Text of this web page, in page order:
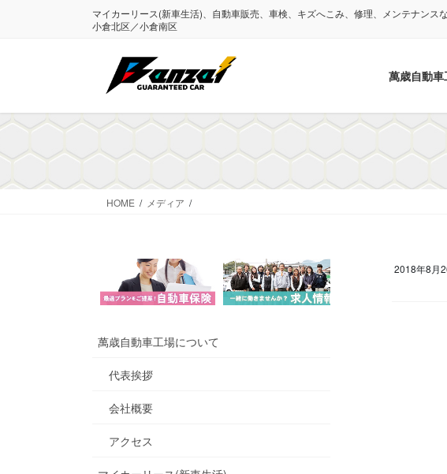
移
ン
移
マイカーリース(新車生活)、自動車販売、車検、キズへこみ、修理、メンテナンス
小倉北区／小倉南区
萬歳自動
HOME メディア
2018年8月
萬歳自動車工場について
代表挨拶
会社概要
アクセス